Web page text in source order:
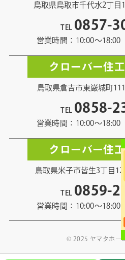
鳥取県鳥取市千代水2丁目
TEL 0857-
営業時間：10:00〜18:00
クローバー住
鳥取県倉吉市東巌城町
TEL 0858-
営業時間：10:00〜18:00
クローバー住
鳥取県米子市皆生3丁目
TEL 0859-
営業時間：10:00〜18:00
© 2025 ヤマタホー